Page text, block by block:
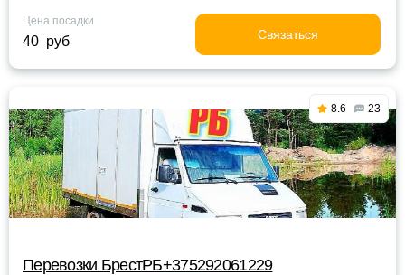
Цена посадки
40 руб Связаться
8.6 23
Перевозки БрестРБ+375292061229